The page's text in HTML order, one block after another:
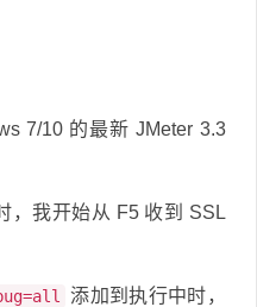
7/10 的最新 JMeter 3.3
，我开始从 F5 收到 SSL
添加到执行中时，